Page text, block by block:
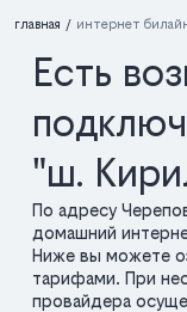
главная интернет
Есть
"ш.
По адресу
домашний
Ниже вы можете
тарифами. При
провайдера